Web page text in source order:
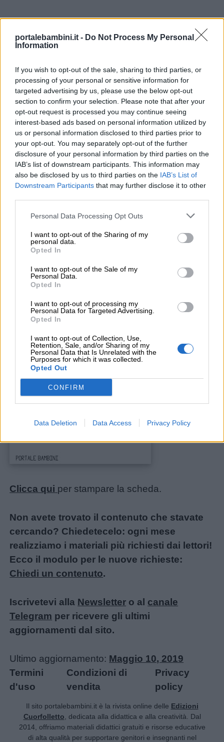
portalebambini.it - Do Not Process My Personal
Information
If you wish to opt-out of the sale, sharing to third parties, or
processing of your personal or sensitive information for
targeted advertising by us, please use the below opt-out
section to confirm your selection. Please note that after your
opt-out request is processed you may continue seeing
interest-based ads based on personal information utilized by
us or personal information disclosed to third parties prior to
your opt-out. You may separately opt-out of the further
disclosure of your personal information by third parties on the
IAB’s list of downstream participants. This information may
also be disclosed by us to third parties on the IAB’s List of
Downstream Participants that may further disclose it to other
Personal Data Processing Opt Outs
I want to opt-out of the Sharing of my
personal data.
Opted In
I want to opt-out of the Sale of my
Personal Data.
Opted In
I want to opt-out of processing my
Personal Data for Targeted Advertising.
Opted In
I want to opt-out of Collection, Use,
Retention, Sale, and/or Sharing of my
Personal Data that Is Unrelated with the
Purposes for which it was collected.
Opted Out
CONFIRM
Data Deletion Data Access Privacy Policy
Menu
Schede
didattiche
Disegni
colorare
Storie
per
Feste
giornate
Filastrocche
Lavoretti
maschili
Nomi
femminili
Frasi
e
Buongiorno
Auguri
Barzellette
Educazione
Ecco il template da stampare su un foglio A4:
Unmute
Loaded:
Clicca qui per stampare la scheda.
Non avete trovato il contenuto che stavate
cercando? Chiedetecelo: ogni mese
realizziamo i materiali più richiesti dai lettori!
Ecco il modulo per le nuove richieste:
Chiedi un contenuto.
Iscrivetevi alla Newsletter o al canale
Telegram per ricevere gli ultimi
aggiornamenti dal sito.
Ultimo aggiornamento: Maggio 10, 2019
Termini
d'uso
Condizioni di
vendita
Privacy
policy
Il sito portalebambini.it è la rivista online delle Edizioni
Cuorfolletto , dedicata alla didattica e alla creatività. Dal
2014, offriamo materiali didattici gratuiti e risorse educative
di alta qualità per supportare genitori e insegnanti nel